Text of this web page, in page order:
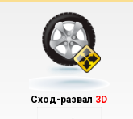
Сход-развал 3D